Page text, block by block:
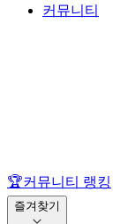
커뮤니티
🏆커뮤니티 랭킹
즐겨찾기